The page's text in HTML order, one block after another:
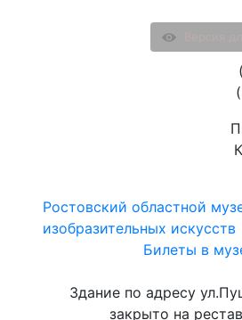
Ростовский областной
изобразительных искусств
Билеты в
Здание по адресу
закрыто на